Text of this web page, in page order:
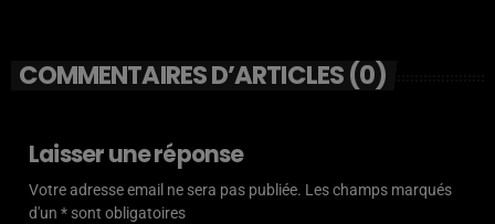
COMMENTAIRES D’ARTICLES (0)
Laisser une réponse
Votre adresse email ne sera pas publiée. Les champs marqués
d'un * sont obligatoires